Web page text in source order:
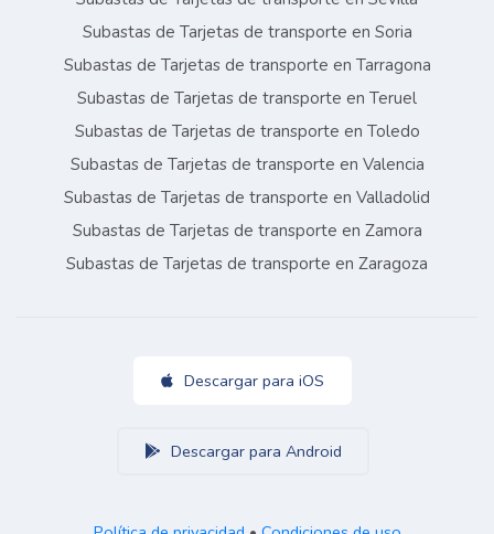
Subastas de Tarjetas de transporte en Soria
Subastas de Tarjetas de transporte en Tarragona
Subastas de Tarjetas de transporte en Teruel
Subastas de Tarjetas de transporte en Toledo
Subastas de Tarjetas de transporte en Valencia
Subastas de Tarjetas de transporte en Valladolid
Subastas de Tarjetas de transporte en Zamora
Subastas de Tarjetas de transporte en Zaragoza
Descargar para iOS
Descargar para Android